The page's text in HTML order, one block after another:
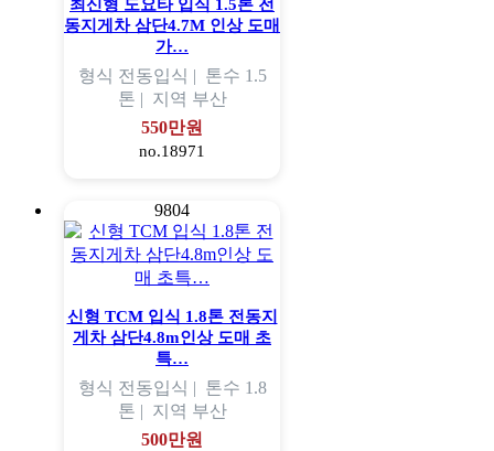
최신형 도요타 입식 1.5톤 전
동지게차 삼단4.7M 인상 도매
가…
형식 전동입식 | 톤수 1.5
톤 | 지역 부산
550만원
no.18971
9804
신형 TCM 입식 1.8톤 전동지
게차 삼단4.8m인상 도매 초
특…
형식 전동입식 | 톤수 1.8
톤 | 지역 부산
500만원